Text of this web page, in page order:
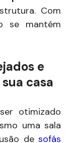
Com
se mantém
e
casa
otimizado
uma sala
de sofás